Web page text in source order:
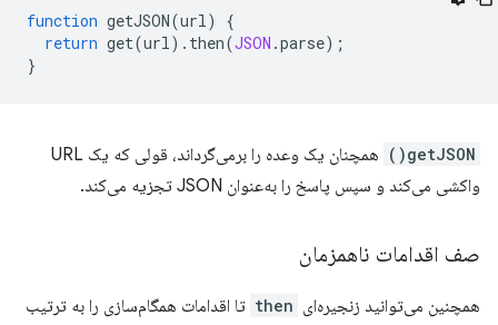
function getJSON(url)
{
return get(url). then(JSON .parse);
}
getJSON()
همچنان یک وعده را برمی‌گرداند، قولی که یک URL
واکشی می‌کند و سپس پاسخ را به‌عنوان JSON تجزیه می‌کند.
صف اقدامات ناهمزمان
همچنین می‌توانید زنجیره‌ای then تا اقدامات همگام‌سازی را به ترتیب